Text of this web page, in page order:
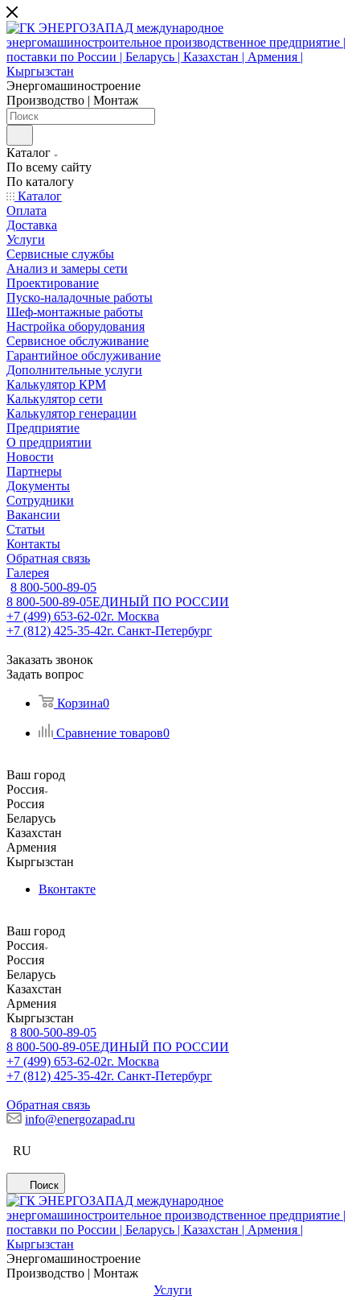
Энергомашиностроение
Производство | Монтаж
Каталог
По всему сайту
По каталогу
Каталог
Оплата
Доставка
Услуги
Сервисные службы
Анализ и замеры сети
Проектирование
Пуско-наладочные работы
Шеф-монтажные работы
Настройка оборудования
Сервисное обслуживание
Гарантийное обслуживание
Дополнительные услуги
Калькулятор КРМ
Калькулятор сети
Калькулятор генерации
Предприятие
О предприятии
Новости
Партнеры
Документы
Сотрудники
Вакансии
Статьи
Контакты
Обратная связь
Галерея
8 800-500-89-05
8 800-500-89-05ЕДИНЫЙ ПО РОССИИ
+7 (499) 653-62-02г. Москва
+7 (812) 425-35-42г. Санкт-Петербург
Заказать звонок
Задать вопрос
Корзина0
Сравнение товаров0
Ваш город
Россия
Россия
Беларусь
Казахстан
Армения
Кыргызстан
Вконтакте
Ваш город
Россия
Россия
Беларусь
Казахстан
Армения
Кыргызстан
8 800-500-89-05
8 800-500-89-05ЕДИНЫЙ ПО РОССИИ
+7 (499) 653-62-02г. Москва
+7 (812) 425-35-42г. Санкт-Петербург
Обратная связь
info@energozapad.ru
RU
Поиск
Энергомашиностроение
Производство | Монтаж
Услуги